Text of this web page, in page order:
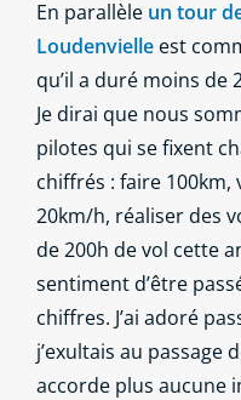
En parallèle un tour
Loudenvielle est
qu’il a duré moins de
Je dirai que nous
pilotes qui se fixent
chiffrés : faire
20km/h, réaliser des
de 200h de vol cette
sentiment d’être
chiffres. J’ai adoré
j’exultais au passage
accorde plus aucune